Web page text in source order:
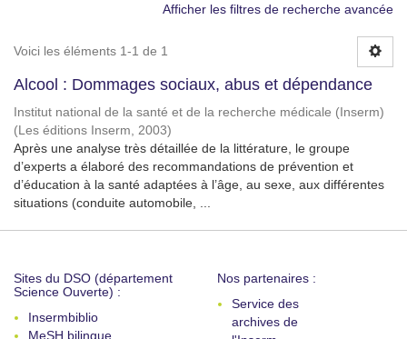
Afficher les filtres de recherche avancée
Voici les éléments 1-1 de 1
Alcool : Dommages sociaux, abus et dépendance
Institut national de la santé et de la recherche médicale (Inserm)
(Les éditions Inserm, 2003)
Après une analyse très détaillée de la littérature, le groupe
d’experts a élaboré des recommandations de prévention et
d’éducation à la santé adaptées à l’âge, au sexe, aux différentes
situations (conduite automobile, ...
Sites du DSO (département
Science Ouverte) :
Insermbiblio
MeSH bilingue
Nos partenaires :
Service des
archives de